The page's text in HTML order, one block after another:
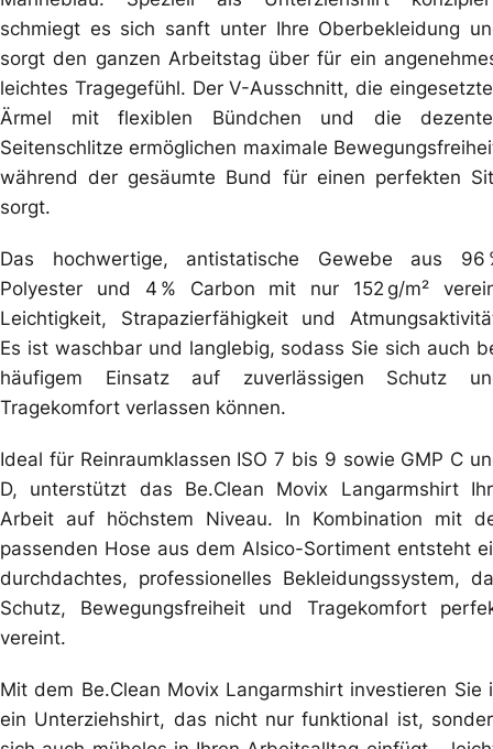
schmiegt es sich sanft unter Ihre Oberbekleidung
sorgt den ganzen Arbeitstag über für ein
leichtes Tragegefühl. Der V-Ausschnitt, die
Ärmel mit flexiblen Bündchen und die
Seitenschlitze ermöglichen maximale
während der gesäumte Bund für einen perfekten
sorgt.
Das hochwertige, antistatische Gewebe aus 96
Polyester und 4 % Carbon mit nur 152 g/m²
Leichtigkeit, Strapazierfähigkeit und
Es ist waschbar und langlebig, sodass Sie sich auch
häufigem Einsatz auf zuverlässigen Schutz
Tragekomfort verlassen können.
Ideal für Reinraumklassen ISO 7 bis 9 sowie GMP C
D, unterstützt das Be.Clean Movix Langarmshirt
Arbeit auf höchstem Niveau. In Kombination mit
passenden Hose aus dem Alsico-Sortiment entsteht
durchdachtes, professionelles Bekleidungssystem,
Schutz, Bewegungsfreiheit und Tragekomfort
vereint.
Mit dem Be.Clean Movix Langarmshirt investieren Sie
ein Unterziehshirt, das nicht nur funktional ist,